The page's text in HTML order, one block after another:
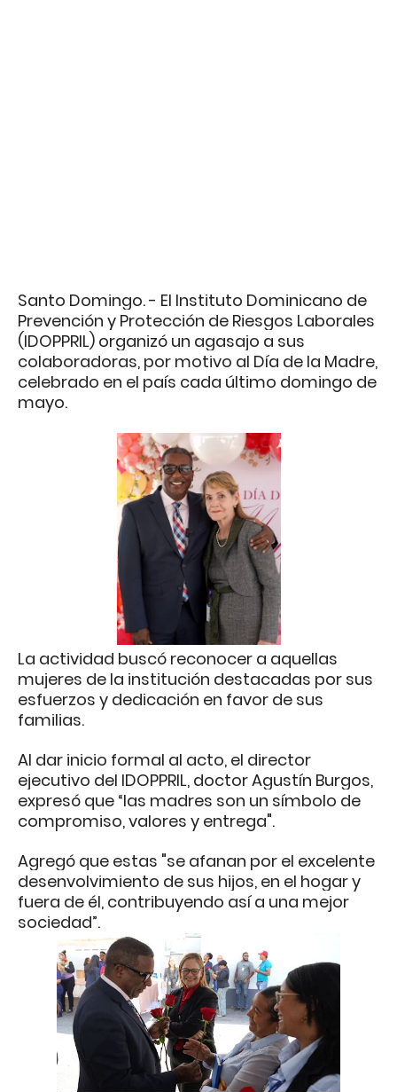
Santo Domingo. - El Instituto Dominicano de
Prevención y Protección de Riesgos Laborales
(IDOPPRIL) organizó un agasajo a sus
colaboradoras, por motivo al Día de la Madre,
celebrado en el país cada último domingo de
mayo.
La actividad buscó reconocer a aquellas
mujeres de la institución destacadas por sus
esfuerzos y dedicación en favor de sus
familias.
Al dar inicio formal al acto, el director
ejecutivo del IDOPPRIL, doctor Agustín Burgos,
expresó que “las madres son un símbolo de
compromiso, valores y entrega".
Agregó que estas "se afanan por el excelente
desenvolvimiento de sus hijos, en el hogar y
fuera de él, contribuyendo así a una mejor
sociedad”.